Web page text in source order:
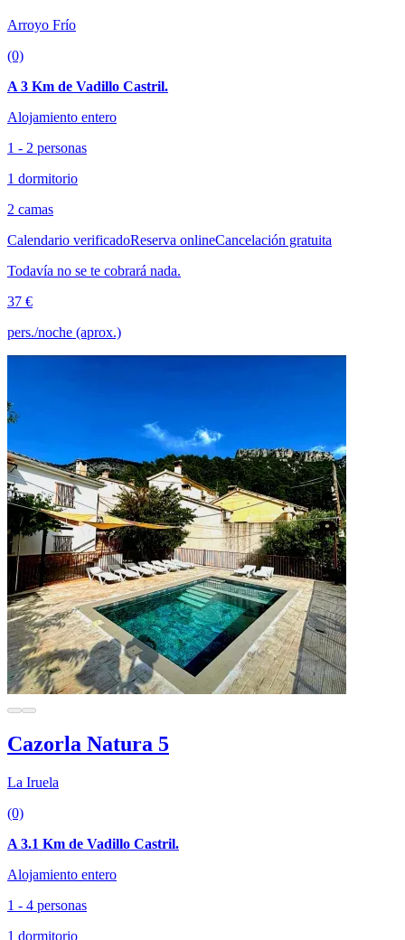
Arroyo Frío
(0)
A 3 Km de Vadillo Castril.
Alojamiento entero
1 - 2 personas
1 dormitorio
2 camas
Calendario verificadoReserva onlineCancelación gratuita
Todavía no se te cobrará nada.
37 €
pers./noche (aprox.)
Cazorla Natura 5
La Iruela
(0)
A 3.1 Km de Vadillo Castril.
Alojamiento entero
1 - 4 personas
1 dormitorio